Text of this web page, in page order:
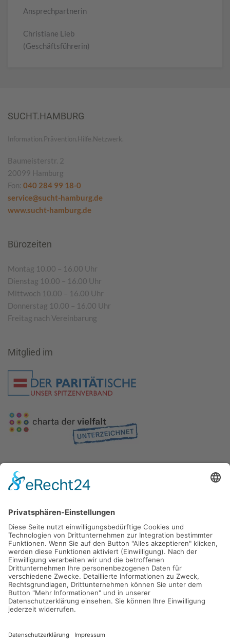
Ansprechpartnerin
Christiane Lieb
(Geschäftsführerin)
SUCHT.HAMBURG
Information.Prävention.Hilfe.Netzwerk.
Baumeisterstr. 2
20099 Hamburg
Fon: 040 284 99 18-0
service@sucht-hamburg.de
www.sucht-hamburg.de
Bürozeiten
Montag 10.00 – 16.00 Uhr
Dienstag 10.00 – 16.00 Uhr
Mittwoch 10.00 – 16.00 Uhr
Donnerstag 10.00 – 16.00 Uhr
Freitag nach Vereinbarung
Mitglied im
Gefördert durch die
Freie und Hansestadt Hamburg